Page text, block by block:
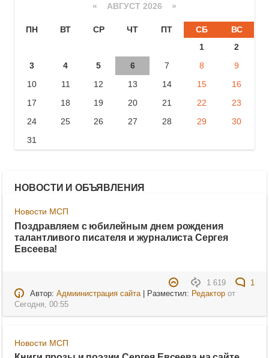
« АВГУСТ 2026 »
ПН ВТ СР ЧТ ПТ СБ
ВС
1
2
3
4 5 6 7 8
9
10
11 12 13 14 15
16
17
18 19 20 21 22
23
24
25 26 27 28 29
30
31
НОВОСТИ И ОБЪЯВЛЕНИЯ
Новости МСП
Поздравляем с юбилейным днем рождения
талантливого писателя и журналиста Сергея
Евсеева!
1 619
1
Автор: Адмиинистрация сайта| Разместил: Редакторот
Сегодня, 00:55
Новости МСП